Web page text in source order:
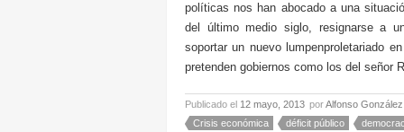
políticas nos han abocado a una
del último medio siglo, resignarse a
soportar un nuevo lumpenproletariado
pretenden gobiernos como los del señor
Publicado el 12 mayo, 2013 porAlfonso
Crisis económica
déficit público